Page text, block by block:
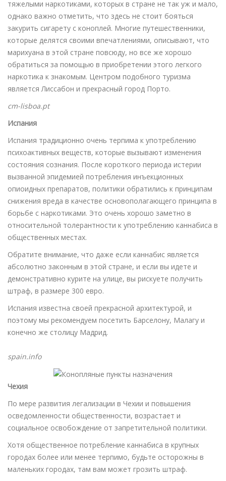
тяжелыми наркотиками, которых в стране не так уж и мало,
однако важно отметить, что здесь не стоит бояться
закурить сигарету с коноплей. Многие путешественники,
которые делятся своими впечатлениями, описывают, что
марихуана в этой стране повсюду, но все же хорошо
обратиться за помощью в приобретении этого легкого
наркотика к знакомым. Центром подобного туризма
является Лиссабон и прекрасный город Порто.
cm-lisboa.pt
Испания
Испания традиционно очень терпима к употреблению
психоактивных веществ, которые вызывают изменения
состояния сознания. После короткого периода истерии
вызванной эпидемией потребления инъекционных
опиоидных препаратов, политики обратились к принципам
снижения вреда в качестве основополагающего принципа в
борьбе с наркотиками. Это очень хорошо заметно в
относительной толерантности к употреблению каннабиса в
общественных местах.
Обратите внимание, что даже если каннабис является
абсолютно законным в этой стране, и если вы идете и
демонстративно курите на улице, вы рискуете получить
штраф, в размере 300 евро.
Испания известна своей прекрасной архитектурой, и
поэтому мы рекомендуем посетить Барселону, Малагу и
конечно же столицу Мадрид.
spain.info
Чехия
По мере развития легализации в Чехии и повышения
осведомленности общественности, возрастает и
социальное освобождение от запретительной политики.
Хотя общественное потребление каннабиса в крупных
городах более или менее терпимо, будьте осторожны в
маленьких городах, там вам может грозить штраф.